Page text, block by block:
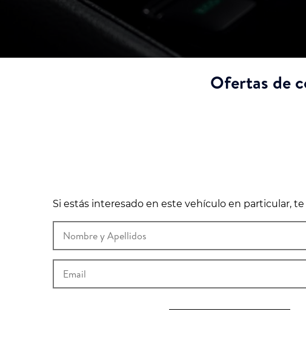
Ofertas de
Si estás interesado en este vehículo en particular,